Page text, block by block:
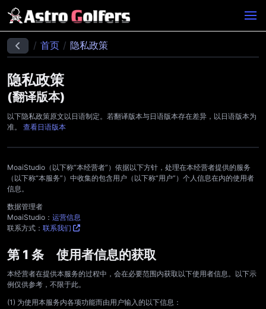
首页 隐私政策
隐私政策
(翻译版本)
以下隐私政策原文以日语制定。若翻译版本与日语版本存在差异，以日语版本为
准。 查看日语版本
MoaiStudio（以下称“本经营者”）依据以下方针，处理在本经营者提供的服务
（以下称“本服务”）中收集的包含用户（以下称“用户”）个人信息在内的使用者
信息。
数据管理者
MoaiStudio： 运营信息
联系方式： 联系我们
第 1 条 使用者信息的获取
本经营者在提供本服务的过程中，会在必要范围内获取以下使用者信息。以下示
例仅供参考，不限于此。
(1) 为使用本服务内各项功能而由用户输入的以下信息：